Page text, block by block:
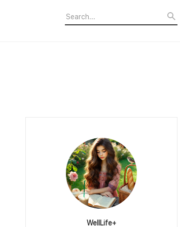
WellLife+